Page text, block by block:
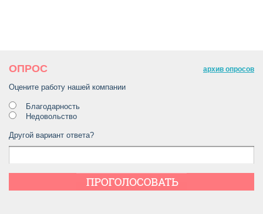
ОПРОС архив опросов
Оцените работу нашей компании
Благодарность
Недовольство
Другой вариант ответа?